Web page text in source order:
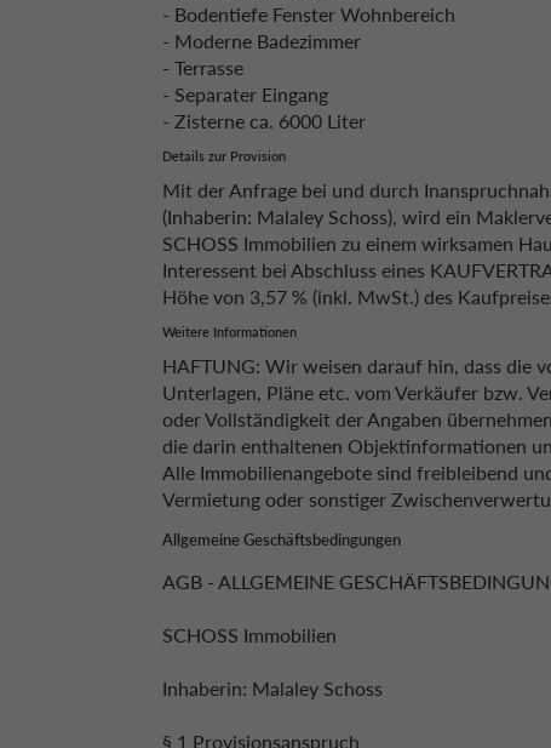
- Bodentiefe Fenster Wohnbereich
- Moderne Badezimmer
- Terrasse
- Separater Eingang
- Zisterne ca. 6000 Liter
Details zur Provision
Mit der Anfrage bei und durch
(Inhaberin: Malaley Schoss), wird ein
SCHOSS Immobilien zu einem wirksamen
Interessent bei Abschluss eines
Höhe von 3,57 % (inkl. MwSt.) des
Weitere Informationen
HAFTUNG: Wir weisen darauf hin, dass die
Unterlagen, Pläne etc. vom Verkäufer bzw.
oder Vollständigkeit der Angaben
die darin enthaltenen Objektinformationen
Alle Immobilienangebote sind freibleibend
Vermietung oder sonstiger
Allgemeine Geschäftsbedingungen
AGB - ALLGEMEINE
SCHOSS Immobilien
Inhaberin: Malaley Schoss
§ 1 Provisionsanspruch